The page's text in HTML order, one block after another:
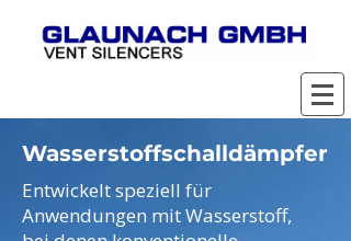
Wasserstoffschalldämpfer
Entwickelt speziell für
Anwendungen mit Wasserstoff,